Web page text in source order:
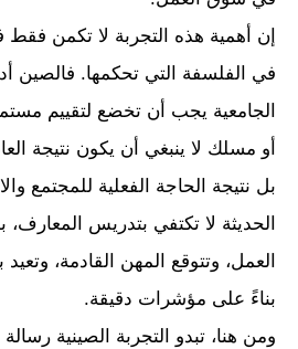
إن أهمية هذه التجربة لا تكمن
في الفلسفة التي تحكمها. فالصين
الجامعية يجب أن تخضع لتقييم
أو مسلك لا ينبغي أن يكون نتيجة
بل نتيجة الحاجة الفعلية للمجتمع
الحديثة لا تكتفي بتدريس
العمل، وتتوقع المهن القادمة، وتعيد
بناءً على مؤشرات دقيقة.
ومن هنا، تبدو التجربة الصينية